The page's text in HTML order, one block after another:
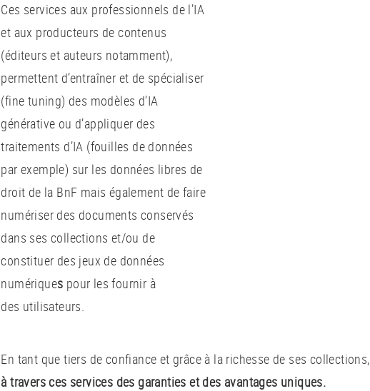
Ces services aux professionnels de l’IA
et aux producteurs de contenus
(éditeurs et auteurs notamment),
permettent d’entraîner et de spécialiser
(fine tuning) des modèles d’IA
générative ou d’appliquer des
traitements d’IA (fouilles de données
par exemple) sur les données libres de
droit de la BnF mais également de faire
numériser des documents conservés
dans ses collections et/ou de
constituer des jeux de données
numériques pour les fournir à
des utilisateurs.
En tant que tiers de confiance et grâce à la richesse de ses collections,
à travers ces services des garanties et des avantages uniques.